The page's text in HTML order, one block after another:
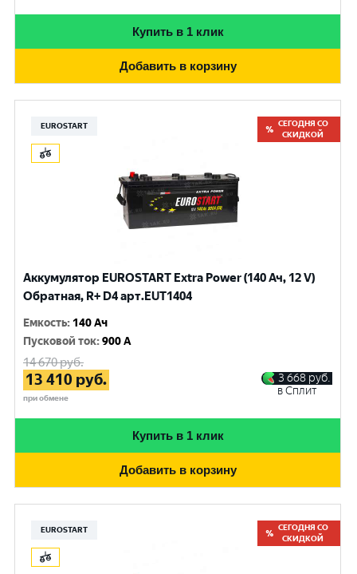
Купить в 1 клик
Добавить в корзину
EUROSTART
СЕГОДНЯ СО
СКИДКОЙ
Аккумулятор EUROSTART Extra Power (140 Ач, 12 V)
Обратная, R+ D4 арт.EUT1404
Емкость: 140 Ач
Пусковой ток:900 A
14 670руб.
13 410 руб.
при обмене
3 668 руб.
в Сплит
Купить в 1 клик
Добавить в корзину
EUROSTART
СЕГОДНЯ СО
СКИДКОЙ